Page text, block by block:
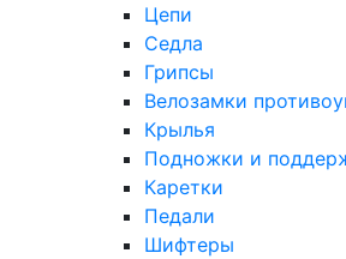
Цепи
Седла
Грипсы
Велозамки
Крылья
Подножки и
Каретки
Педали
Шифтеры